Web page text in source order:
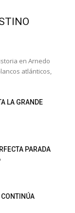
en Arnedo
atlánticos,
LA GRANDE
PARADA